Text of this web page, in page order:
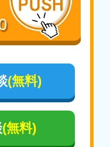
町/宮城郡利府
村 / 田村市 /
村 / 平田村 /
(無料)
(無料)